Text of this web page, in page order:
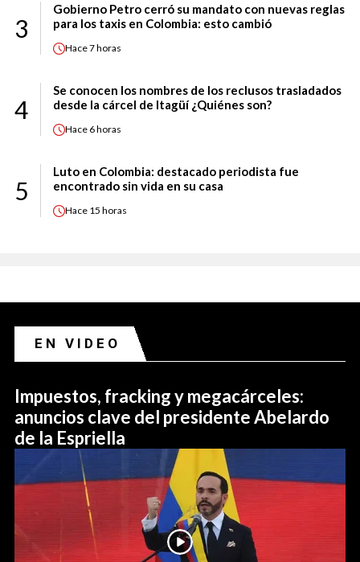
3
Gobierno Petro cerró su mandato con nuevas reglas
para los taxis en Colombia: esto cambió
Hace7 horas
4
Se conocen los nombres de los reclusos trasladados
desde la cárcel de Itagüí ¿Quiénes son?
Hace 6 horas
5
Luto en Colombia: destacado periodista fue
encontrado sin vida en su casa
Hace 15 horas
EN VIDEO
Impuestos, fracking y megacárceles:
anuncios clave del presidente Abelardo
de la Espriella